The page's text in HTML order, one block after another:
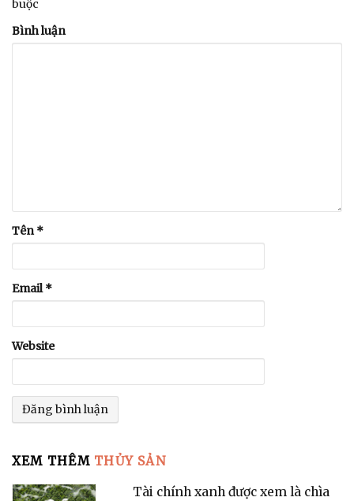
buộc
Bình luận
Tên*
Email*
Website
XEM THÊM THỦY SẢN
Tài chính xanh được xem là chìa